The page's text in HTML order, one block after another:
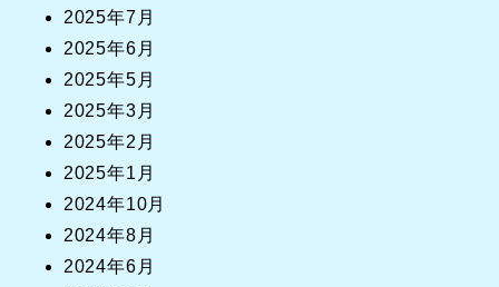
2025年7月
2025年6月
2025年5月
2025年3月
2025年2月
2025年1月
2024年10月
2024年8月
2024年6月